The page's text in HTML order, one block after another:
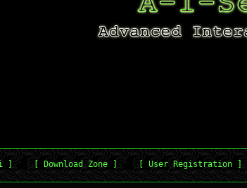
] [ Download Zone ] [ User Registration ]